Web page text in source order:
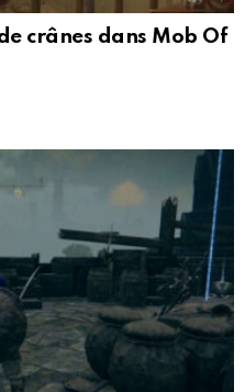
crânes dans Mob Of